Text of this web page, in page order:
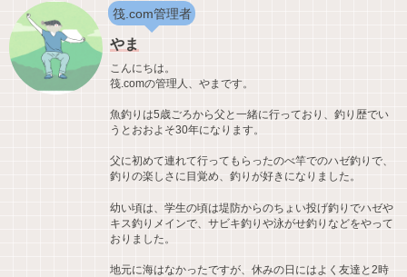
筏.com管理者
やま
こんにちは。
筏.comの管理人、やまです。
魚釣りは5歳ごろから父と一緒に行っており、釣り歴でい
うとおおよそ30年になります。
父に初めて連れて行ってもらったのべ竿でのハゼ釣りで、
釣りの楽しさに目覚め、釣りが好きになりました。
幼い頃は、学生の頃は堤防からのちょい投げ釣りでハゼや
キス釣りメインで、サビキ釣りや泳がせ釣りなどをやって
おりました。
地元に海はなかったですが、休みの日にはよく友達と2時